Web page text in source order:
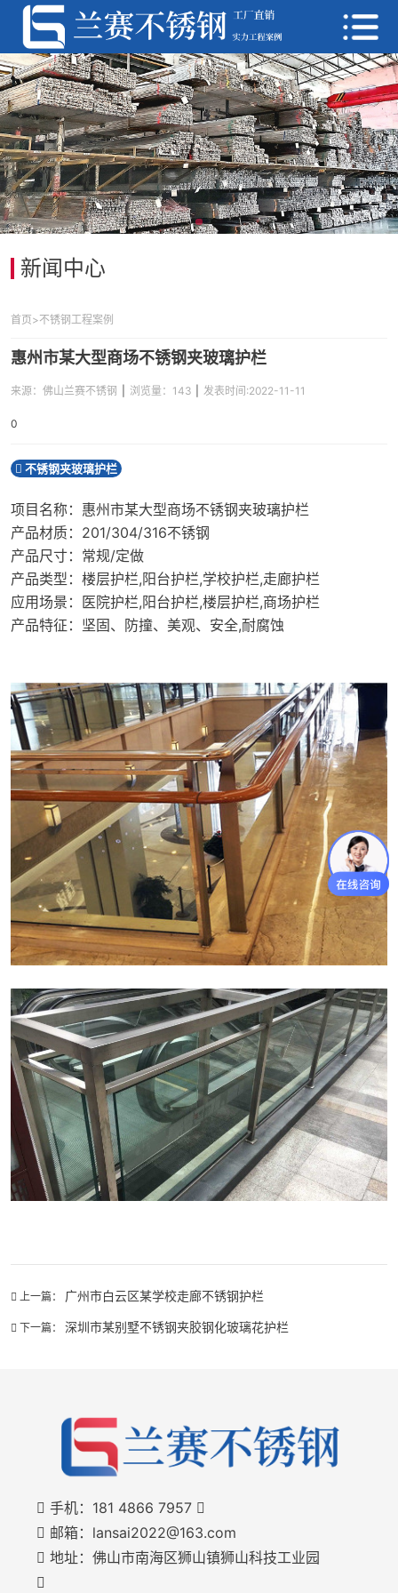
首页
不锈钢产品中心
不锈钢工程案例
不锈钢工厂案例
不锈钢加工定制
联系我们
获取厂家最新报价： 181 4866 7957
新闻中心
首页>不锈钢工程案例
惠州市某大型商场不锈钢夹玻璃护栏
来源：佛山兰赛不锈钢 浏览量：143 发表时间:2022-11-11
0
不锈钢夹玻璃护栏
项目名称：惠州市某大型商场不锈钢夹玻璃护栏
产品材质：201/304/316不锈钢
产品尺寸：常规/定做
产品类型：楼层护栏,阳台护栏,学校护栏,走廊护栏
应用场景：医院护栏,阳台护栏,楼层护栏,商场护栏
产品特征：坚固、防撞、美观、安全,耐腐蚀
上一篇： 广州市白云区某学校走廊不锈钢护栏
下一篇： 深圳市某别墅不锈钢夹胶钢化玻璃花护栏
手机： 181 4866 7957
邮箱：lansai2022@163.com
地址：佛山市南海区狮山镇狮山科技工业园